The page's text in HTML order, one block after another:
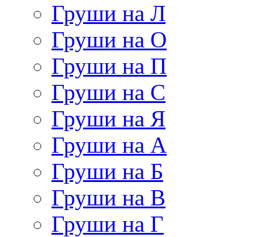
Груши на Л
Груши на О
Груши на П
Груши на С
Груши на Я
Груши на А
Груши на Б
Груши на В
Груши на Г